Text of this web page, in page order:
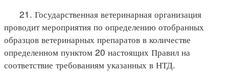
21. Государственная ветеринарная организация
проводит мероприятия по определению отобранных
образцов ветеринарных препаратов в количестве
определенном пунктом 20 настоящих Правил на
соответствие требованиям указанных в НТД.